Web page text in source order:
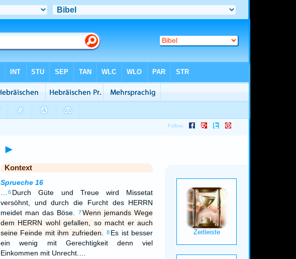
►
Kontext
Sprueche 16
6 Durch Güte und Treue wird Missetat
versöhnt, und durch die Furcht des HERRN
meidet man das Böse.
7Wenn jemands Wege
dem HERRN wohl gefallen, so macht er auch
seine Feinde mit ihm zufrieden.
8 Es ist besser
ein wenig mit Gerechtigkeit denn viel
Einkommen mit Unrecht.…